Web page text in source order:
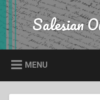
Skip
to
content
Search Salesian
MENU